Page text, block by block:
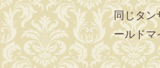
同じタン
ールドマ